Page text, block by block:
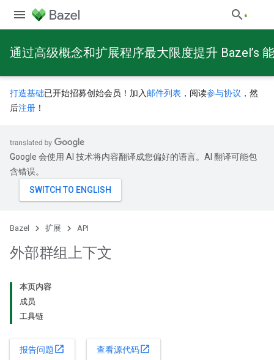
通过高级概念和扩展程序最大限度提升 Bazel’s
打造基础已开始招募创始会员！加入 邮件列表 ，阅读参与协议 ，然
后注册 ！
Google 会使用 AI 技术将内容翻译成您偏好的语言。AI 翻译可能包
含错误。
Bazel 扩展 API
外部群组上下文
本页内容
成员
工具链
报告问题open_in_new 查看源代码open_in_new